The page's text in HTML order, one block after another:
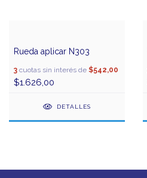
Rueda aplicar N303
3 cuotas sin interés de $542,00
$1.626,00
DETALLES